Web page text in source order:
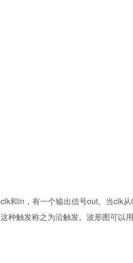
和in，有一个输出信号out。当clk从
种触发称之为沿触发。波形图可以用